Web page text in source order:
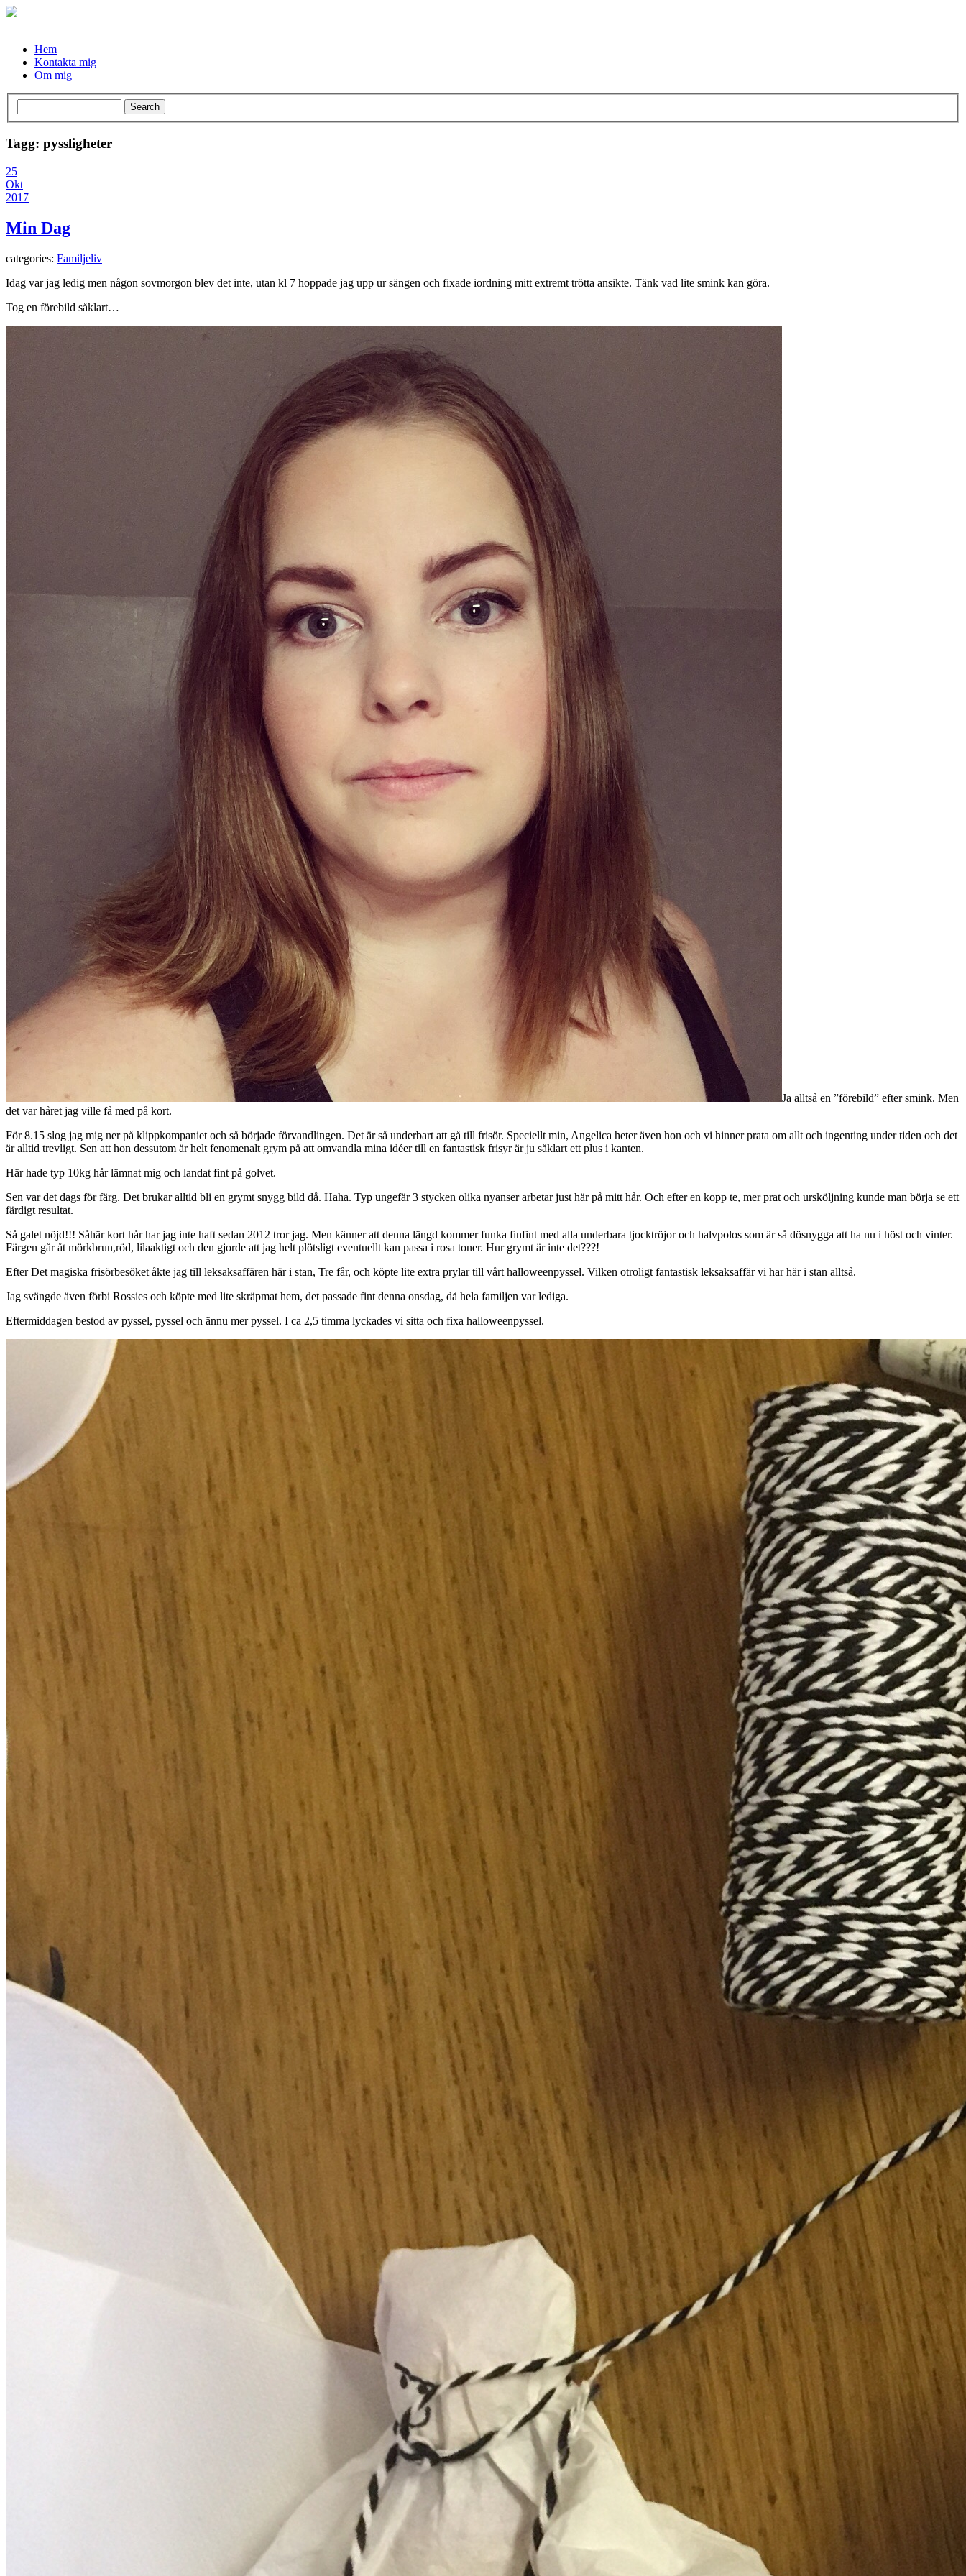
Hem
Kontakta mig
Om mig
Tagg: pyssligheter
25
Okt
2017
Min Dag
categories: Familjeliv
Idag var jag ledig men någon sovmorgon blev det inte, utan kl 7 hoppade jag upp ur sängen och fixade iordning mitt extremt trötta ansikte. Tänk vad lite smink kan göra.
Tog en förebild såklart…
Ja alltså en ”förebild” efter smink. Men
det var håret jag ville få med på kort.
För 8.15 slog jag mig ner på klippkompaniet och så började förvandlingen. Det är så underbart att gå till frisör. Speciellt min, Angelica heter även hon och vi hinner prata om allt och ingenting under tiden och det
är alltid trevligt. Sen att hon dessutom är helt fenomenalt grym på att omvandla mina idéer till en fantastisk frisyr är ju såklart ett plus i kanten.
Här hade typ 10kg hår lämnat mig och landat fint på golvet.
Sen var det dags för färg. Det brukar alltid bli en grymt snygg bild då. Haha. Typ ungefär 3 stycken olika nyanser arbetar just här på mitt hår. Och efter en kopp te, mer prat och ursköljning kunde man börja se ett
färdigt resultat.
Så galet nöjd!!! Såhär kort hår har jag inte haft sedan 2012 tror jag. Men känner att denna längd kommer funka finfint med alla underbara tjocktröjor och halvpolos som är så dösnygga att ha nu i höst och vinter.
Färgen går åt mörkbrun,röd, lilaaktigt och den gjorde att jag helt plötsligt eventuellt kan passa i rosa toner. Hur grymt är inte det???!
Efter Det magiska frisörbesöket åkte jag till leksaksaffären här i stan, Tre får, och köpte lite extra prylar till vårt halloweenpyssel. Vilken otroligt fantastisk leksaksaffär vi har här i stan alltså.
Jag svängde även förbi Rossies och köpte med lite skräpmat hem, det passade fint denna onsdag, då hela familjen var lediga.
Eftermiddagen bestod av pyssel, pyssel och ännu mer pyssel. I ca 2,5 timma lyckades vi sitta och fixa halloweenpyssel.